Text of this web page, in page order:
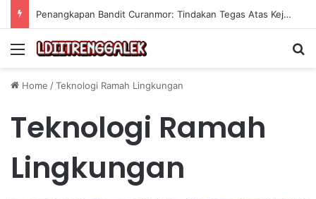
Penangkapan Bandit Curanmor: Tindakan Tegas Atas Kejahatan Sepeda Motor
Menu
Home /Teknologi Ramah Lingkungan
Teknologi Ramah
Lingkungan